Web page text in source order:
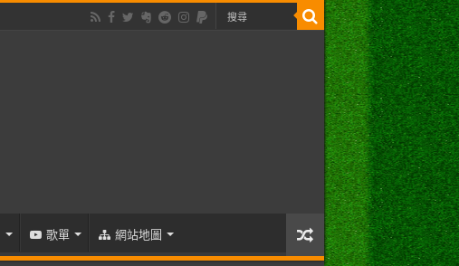
歌單 網站地圖